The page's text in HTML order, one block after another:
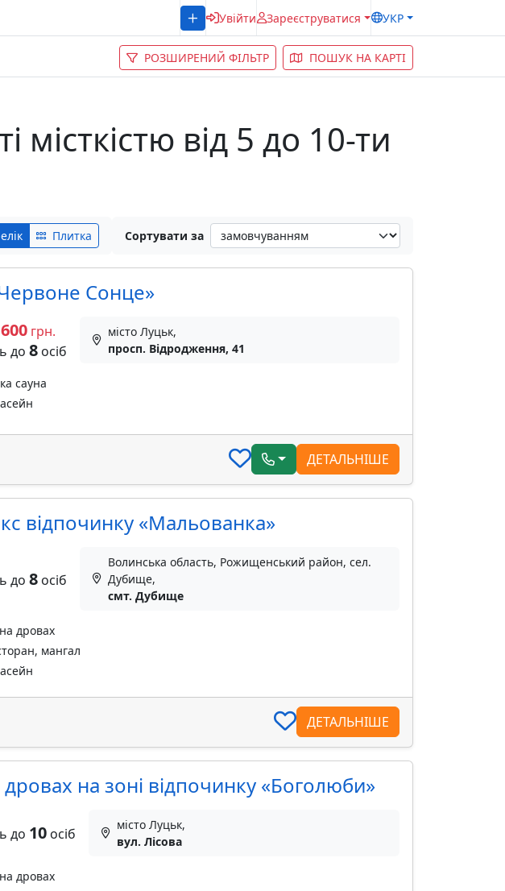
Увійти Зареєструватися УКР
РОЗШИРЕНИЙ ФІЛЬТР ПОШУК НА КАРТІ
місткістю від 5 до 10-ти
Плитка Сортувати за
Сонце»
600грн.
до 8осіб
місто Луцьк,
просп. Відродження, 41
сауна
ДЕТАЛЬНІШЕ
відпочинку «Мальованка»
до 8осіб
Волинська область, Рожищенський район, сел.
Дубище,
смт. Дубище
дровах
мангал
ДЕТАЛЬНІШЕ
на зоні відпочинку «Боголюби»
до 10осіб
місто Луцьк,
вул. Лісова
дровах